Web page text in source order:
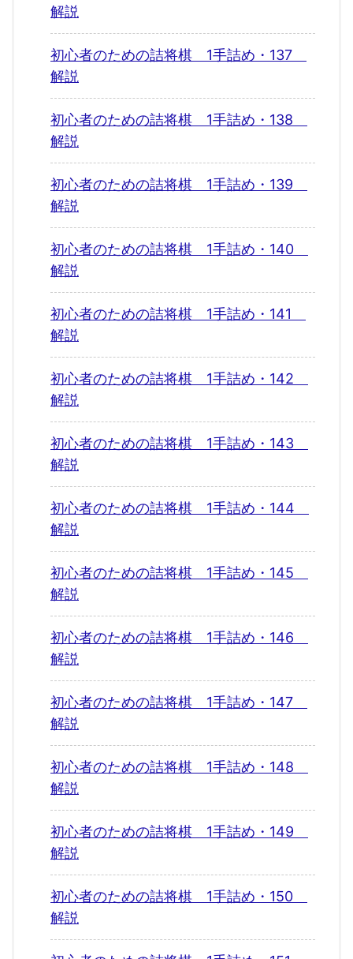
解説
初心者のための詰将棋 1手詰め・137
解説
初心者のための詰将棋 1手詰め・138
解説
初心者のための詰将棋 1手詰め・139
解説
初心者のための詰将棋 1手詰め・140
解説
初心者のための詰将棋 1手詰め・141
解説
初心者のための詰将棋 1手詰め・142
解説
初心者のための詰将棋 1手詰め・143
解説
初心者のための詰将棋 1手詰め・144
解説
初心者のための詰将棋 1手詰め・145
解説
初心者のための詰将棋 1手詰め・146
解説
初心者のための詰将棋 1手詰め・147
解説
初心者のための詰将棋 1手詰め・148
解説
初心者のための詰将棋 1手詰め・149
解説
初心者のための詰将棋 1手詰め・150
解説